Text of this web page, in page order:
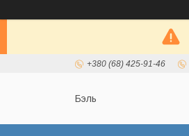
+380 (68) 425-91-46
Бэль